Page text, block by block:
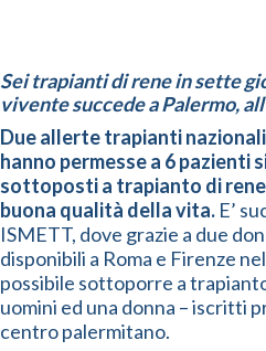
Sei trapianti di rene in sette
vivente succede a Palermo,
Due allerte trapianti
hanno permesse a 6 pazienti
sottoposti a trapianto di
buona qualità della vita. E’
ISMETT, dove grazie a due
disponibili a Roma e Firenze
possibile sottoporre a
uomini ed una donna – iscritti
centro palermitano.